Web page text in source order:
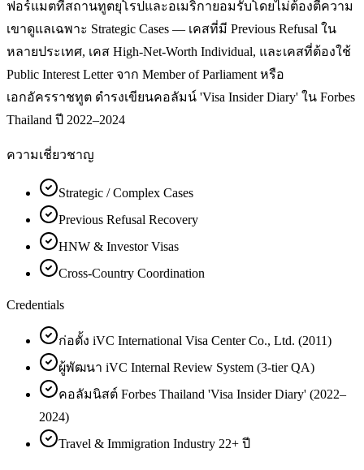
ฟอร์แมตที่สถานทูตยุโรปและอเมริกายอมรับโดยไม่ต้องตีความ
เขาดูแลเฉพาะ Strategic Cases — เคสที่มี Previous Refusal ใน
หลายประเทศ, เคส High-Net-Worth Individual, และเคสที่ต้องใช้
Public Interest Letter จาก Member of Parliament หรือ
เอกอัครราชทูต ดำรงเขียนคอลัมน์ 'Visa Insider Diary' ใน Forbes
Thailand ปี 2022–2024
ความเชี่ยวชาญ
Strategic / Complex Cases
Previous Refusal Recovery
HNW & Investor Visas
Cross-Country Coordination
Credentials
ก่อตั้ง iVC International Visa Center Co., Ltd. (2011)
ผู้พัฒนา iVC Internal Review System (3-tier QA)
คอลัมนิสต์ Forbes Thailand 'Visa Insider Diary' (2022–
2024)
Travel & Immigration Industry 22+ ปี